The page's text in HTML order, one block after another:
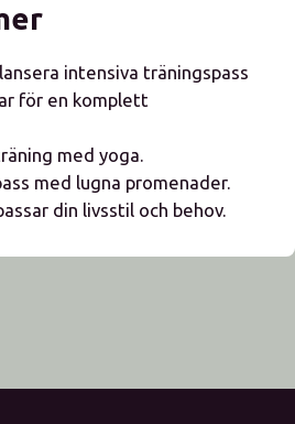
intensiva träningspass
för en komplett
med yoga.
med lugna promenader.
din livsstil och behov.